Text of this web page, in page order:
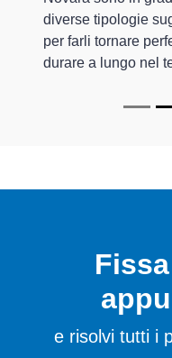
diverse tipologie
per farli tornare
durare a lungo nel
e risolvi tutti i